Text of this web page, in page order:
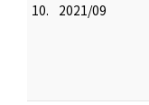
10.
2021/09